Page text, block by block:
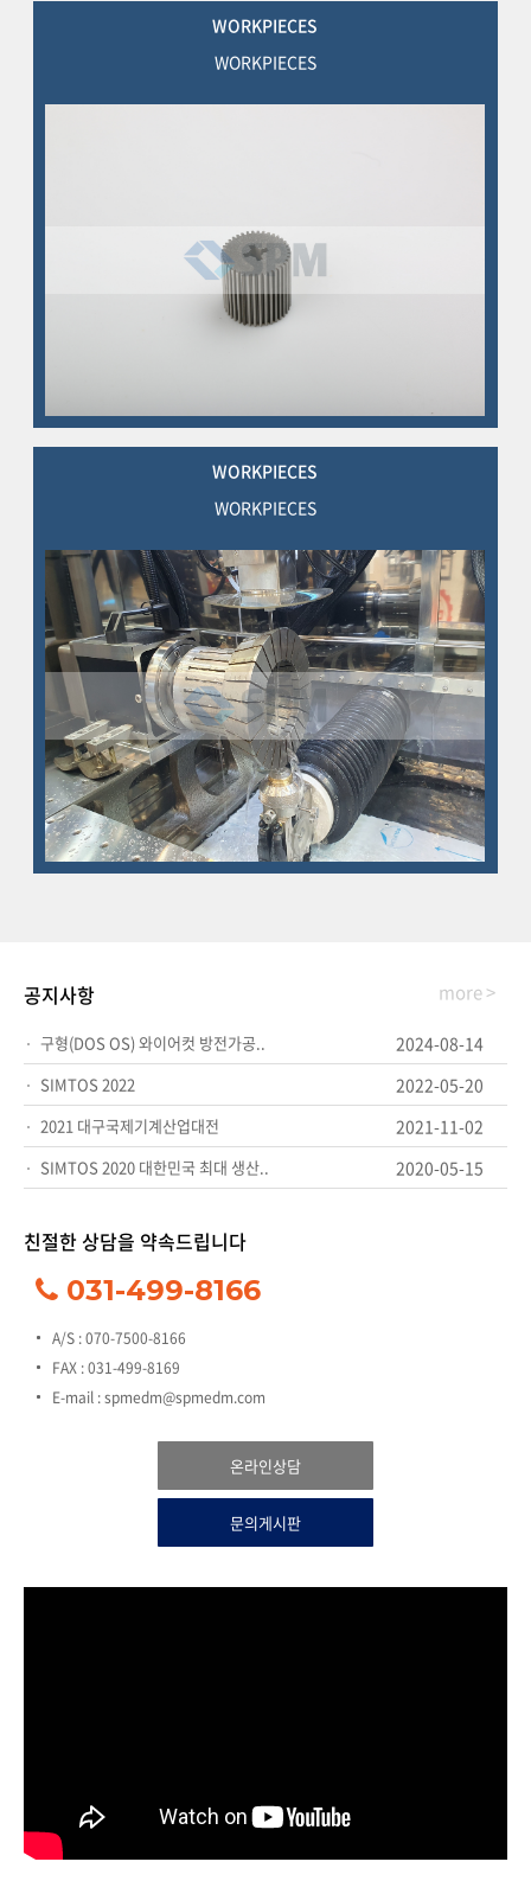
WORKPIECES
WORKPIECES
WORKPIECES
WORKPIECES
공지사항 more >
구형(DOS OS) 와이어컷 방전가공.. 2024-08-14
SIMTOS 2022 2022-05-20
2021 대구국제기계산업대전 2021-11-02
SIMTOS 2020 대한민국 최대 생산.. 2020-05-15
친절한 상담을 약속드립니다
031-499-8166
A/S : 070-7500-8166
FAX : 031-499-8169
E-mail : spmedm@spmedm.com
온라인상담
문의게시판